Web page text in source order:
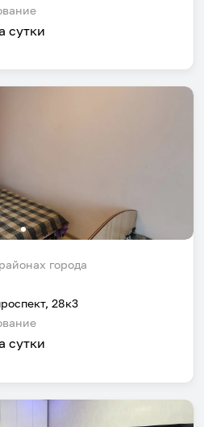
dates.
сутки
города
28к3
сутки